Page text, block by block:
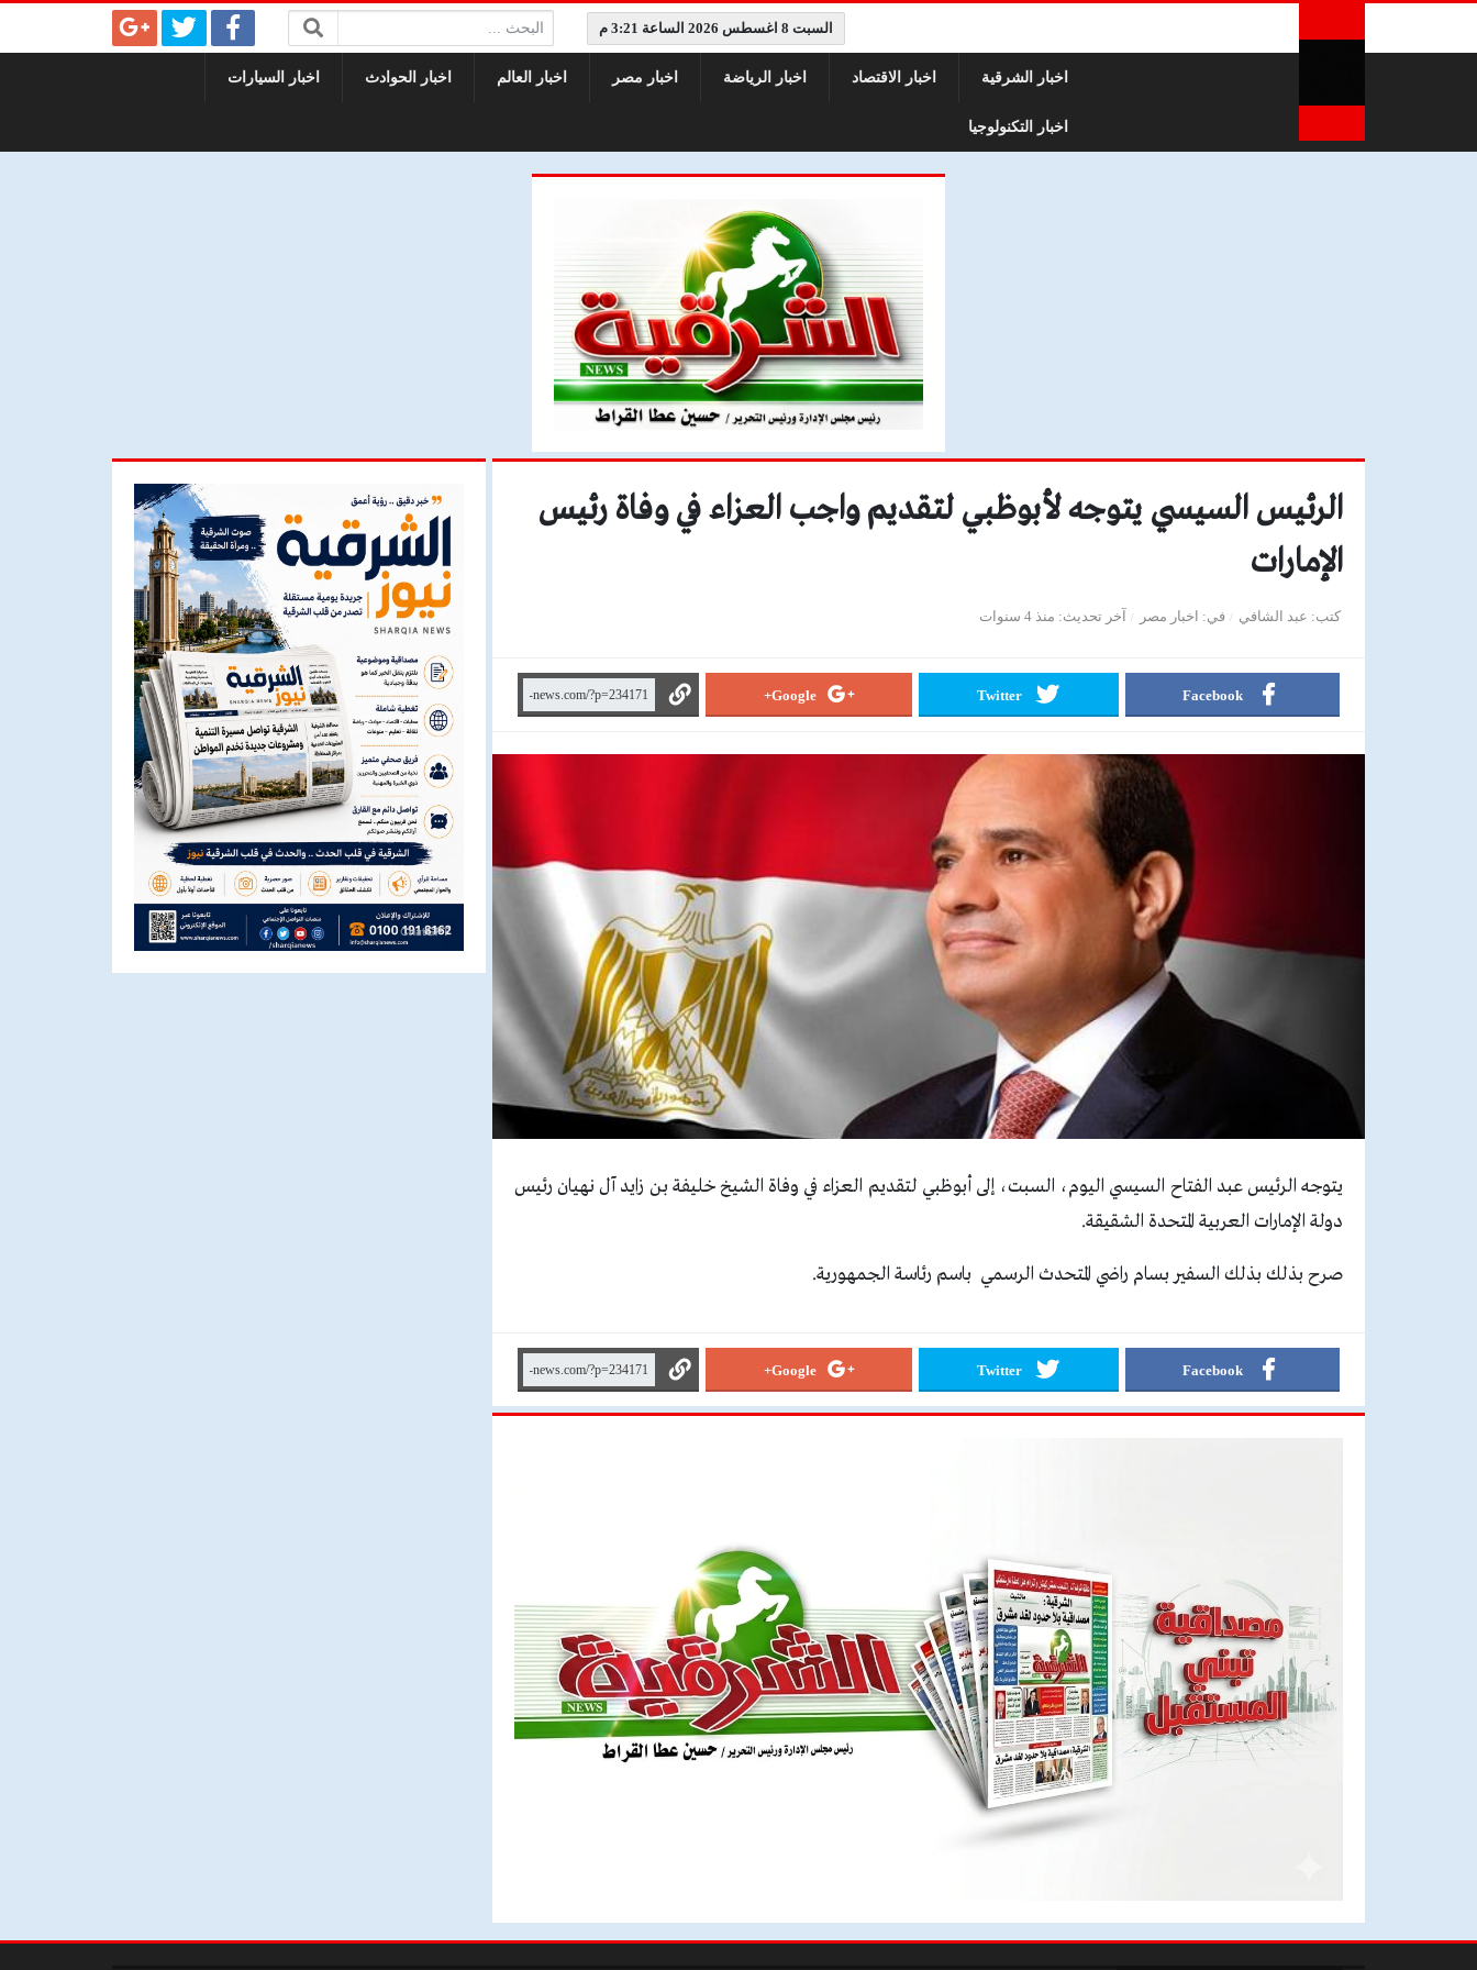
السبت 8 اغسطس 2026 الساعة 3:21 م البحث:
اخبار الشرقية اخبار الاقتصاد اخبار الرياضة اخبار مصر اخبار العالم اخبار الحوادث اخبار السيارات
اخبار التكنولوجيا
الرئيس السيسي يتوجه لأبوظبي لتقديم واجب العزاء في وفاة رئيس
الإمارات
كتب عبد الشافي في اخبار مصر آخر تحديث منذ 4 سنوات
Facebook
Twitter
Google+
يتوجه الرئيس عبد الفتاح السيسي اليوم، السبت، إلى أبوظبي لتقديم العزاء في وفاة الشيخ خليفة بن زايد آل نهيان رئيس
دولة الإمارات العربية المتحدة الشقيقة.
صرح بذلك بذلك السفير بسام راضي المتحدث الرسمي باسم رئاسة الجمهورية.
Facebook
Twitter
Google+